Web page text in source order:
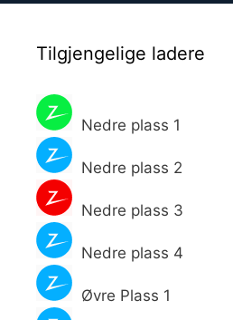
Tilgjengelige ladere
Nedre plass 1
Nedre plass 2
Nedre plass 3
Nedre plass 4
Øvre Plass 1